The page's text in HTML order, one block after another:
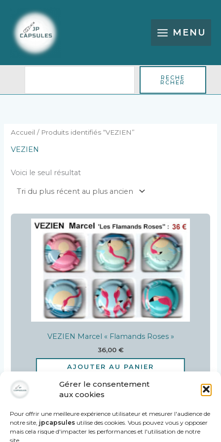
Gérer le consentement
aux cookies
Pour offrir une meilleure expérience utilisateur et mesurer l'audience de
notre site, jpcapsules utilise des cookies. Vous pouvez vous y opposer
mais cela risque d'impacter les performances et l'utilisation de notre
site.
contenu
MENU
RECHE
RCHER
Accueil / Produits identifiés “VEZIEN”
VEZIEN
Voici le seul résultat
VEZIEN Marcel « Flamands Roses »
36,00 €
AJOUTER AU PANIER